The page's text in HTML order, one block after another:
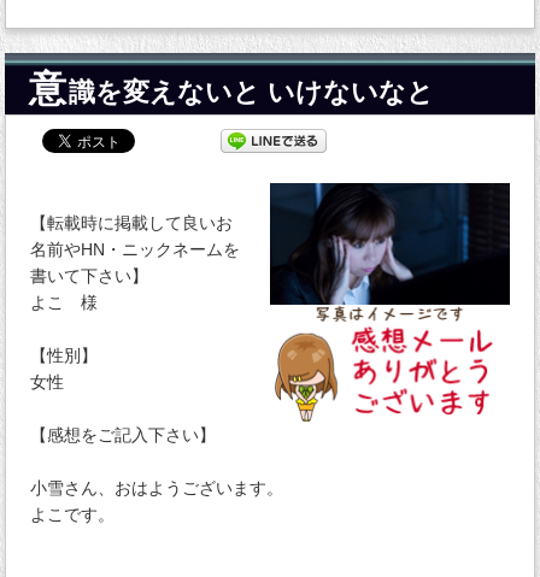
意識を変えないと いけないなと
【転載時に掲載して良いお
名前やHN・ニックネームを
書いて下さい】
よこ 様
【性別】
女性
【感想をご記入下さい】
小雪さん、おはようございます。
よこです。